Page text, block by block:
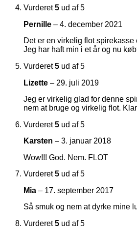
Vurderet5 ud af 5
Pernille – 4. december 2021
Det er en virkelig flot spirekasse
Jeg har haft min i et år og nu
Vurderet5 ud af 5
Lizette – 29. juli 2019
Jeg er virkelig glad for denne
nem at bruge og virkelig flot.
Vurderet5 ud af 5
Karsten – 3. januar 2018
Wow!!! God. Nem. FLOT
Vurderet5 ud af 5
Mia – 17. september 2017
Så smuk og nem at dyrke mine
Vurderet5 ud af 5